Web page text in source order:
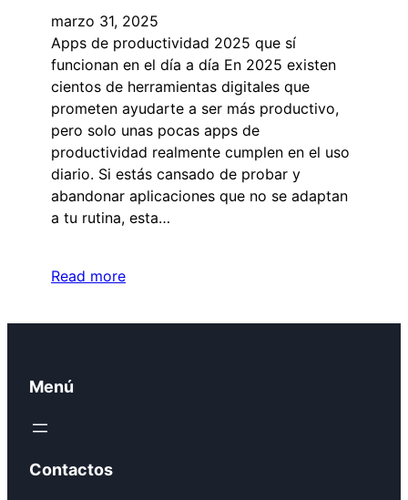
marzo 31, 2025
Apps de productividad 2025 que sí
funcionan en el día a día En 2025 existen
cientos de herramientas digitales que
prometen ayudarte a ser más productivo,
pero solo unas pocas apps de
productividad realmente cumplen en el uso
diario. Si estás cansado de probar y
abandonar aplicaciones que no se adaptan
a tu rutina, esta…
Read more
Menú
Contactos